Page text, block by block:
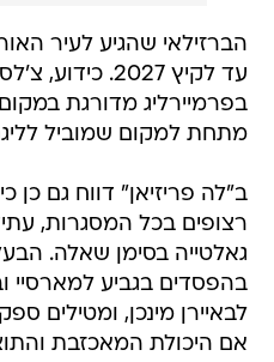
עד לקיץ 2027.
מתחת למקום שמוביל
ב"לה פריזיאן" דווח גם
רצופים בכל המסגרות,
גאלטייה בסימן שאלה.
בהפסדים בגביע למארסיי
לבאיירן מינכן, ומטילים
אם היכולת המאכזבת